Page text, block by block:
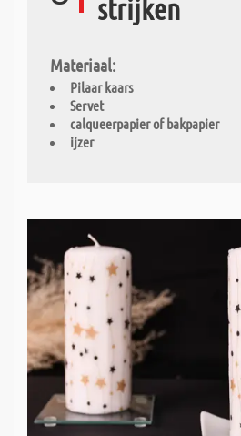
strijken
Materiaal:
Pilaar kaars
Servet
calqueerpapier of bakpapier
ijzer